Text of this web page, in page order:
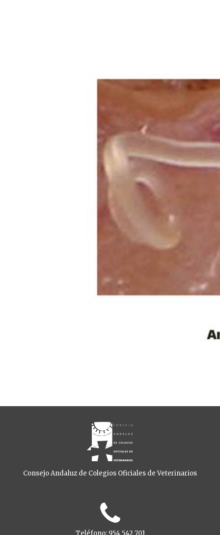
Consejo Andaluz de Colegios Oficiales de Veterinarios